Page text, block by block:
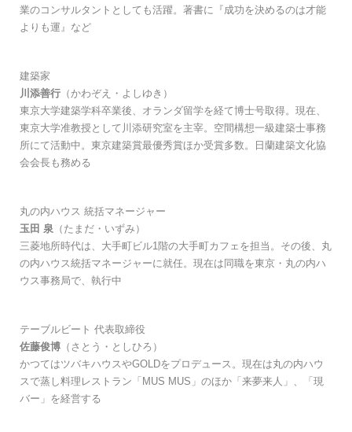
業のコンサルタントとしても活躍。著書に『成功を決めるのは才能
よりも運』など
建築家
川添善行 （かわぞえ・よしゆき）
東京大学建築学科卒業後、オランダ留学を経て博士号取得。現在、
東京大学准教授として川添研究室を主宰。空間構想一級建築士事務
所にて活動中。東京建築賞最優秀賞ほか受賞多数。日蘭建築文化協
会会長も務める
丸の内ハウス 統括マネージャー
玉田 泉 （たまだ・いずみ）
三菱地所時代は、大手町ビル1階の大手町カフェを担当。その後、丸
の内ハウス統括マネージャーに就任。現在は同職を東京・丸の内ハ
ウス事務局で、執行中
テーブルビート 代表取締役
佐藤俊博 （さとう・としひろ）
かつてはツバキハウスやGOLDをプロデュース。現在は丸の内ハウ
スで蒸し料理レストラン「MUS MUS」のほか「来夢来人」、「現
バー」を経営する